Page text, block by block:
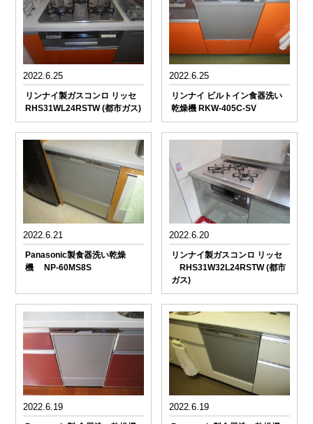
2022.6.25
リンナイ製ガスコンロ リッセ
RHS31WL24RSTW (都市ガス)
2022.6.25
リンナイ ビルトイン食器洗い
乾燥機 RKW-405C-SV
2022.6.21
Panasonic製食器洗い乾燥
機 NP-60MS8S
2022.6.20
リンナイ製ガスコンロ リッセ
RHS31W32L24RSTW (都市
ガス)
2022.6.19 2022.6.19